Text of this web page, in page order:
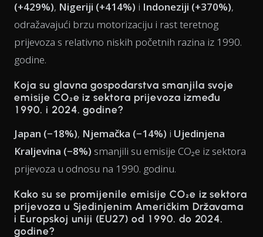
(+429%), Nigeriji (+414%) i Indoneziji (+370%),
odražavajući brzu motorizaciju i rast teretnog
prijevoza s relativno niskih početnih razina iz 1990.
godine.
Koja su glavna gospodarstva smanjila svoje
emisije CO₂e iz sektora prijevoza između
1990. i 2024. godine?
Japan (−18%), Njemačka (−14%) i Ujedinjena
Kraljevina (−8%) smanjili su emisije CO₂e iz sektora
prijevoza u odnosu na 1990. godinu.
Kako su se promijenile emisije CO₂e iz sektora
prijevoza u Sjedinjenim Američkim Državama
i Europskoj uniji (EU27) od 1990. do 2024.
godine?